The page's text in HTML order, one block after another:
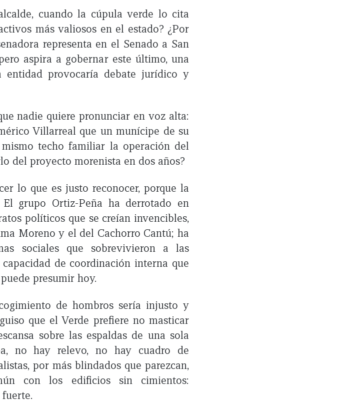
cuando la cúpula verde lo cita
más valiosos en el estado? ¿Por
representa en el Senado a San
aspira a gobernar este último, una
entidad provocaría debate jurídico y
nadie quiere pronunciar en voz alta:
Villarreal que un munícipe de su
techo familiar la operación del
del proyecto morenista en dos años?
lo que es justo reconocer, porque la
grupo Ortiz-Peña ha derrotado en
políticos que se creían invencibles,
Moreno y el del Cachorro Cantú; ha
sociales que sobrevivieron a las
de coordinación interna que
presumir hoy.
de hombros sería injusto y
que el Verde prefiere no masticar
sobre las espaldas de una sola
no hay relevo, no hay cuadro de
por más blindados que parezcan,
con los edificios sin cimientos: